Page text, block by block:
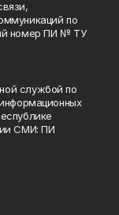
по
номер ПИ № ТУ
службой по
СМИ: ПИ